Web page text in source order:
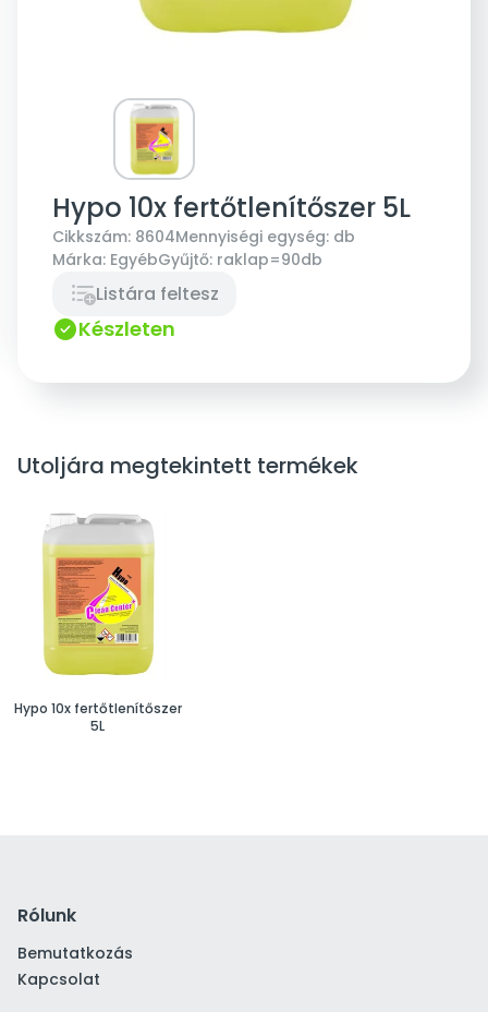
Hypo 10x fertőtlenítőszer 5L
Cikkszám: 8604Mennyiségi egység: db
Márka: EgyébGyűjtő: raklap=90db
Listára feltesz
Készleten
Utoljára megtekintett termékek
Hypo 10x fertőtlenítőszer
5L
Rólunk
Bemutatkozás
Kapcsolat